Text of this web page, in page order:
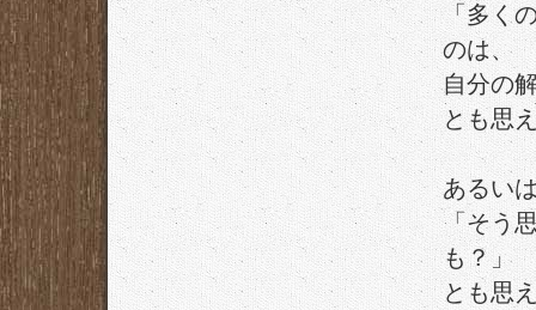
「多く
のは、
自分の
とも思
あるい
「そう
も？」
とも思